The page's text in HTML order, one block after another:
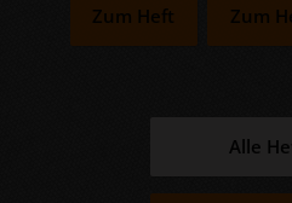
Zum Heft Zum
Alle